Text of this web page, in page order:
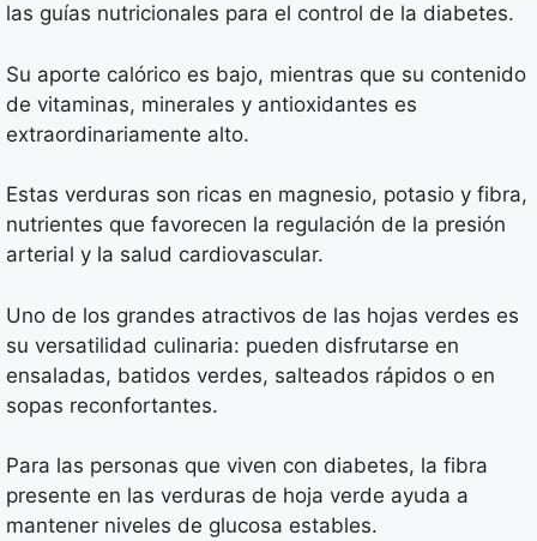
las guías nutricionales para el control de la diabetes.
Su aporte calórico es bajo, mientras que su contenido
de vitaminas, minerales y antioxidantes es
extraordinariamente alto.
Estas verduras son ricas en magnesio, potasio y fibra,
nutrientes que favorecen la regulación de la presión
arterial y la salud cardiovascular.
Uno de los grandes atractivos de las hojas verdes es
su versatilidad culinaria: pueden disfrutarse en
ensaladas, batidos verdes, salteados rápidos o en
sopas reconfortantes.
Para las personas que viven con diabetes, la fibra
presente en las verduras de hoja verde ayuda a
mantener niveles de glucosa estables.